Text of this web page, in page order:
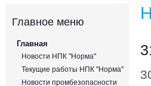
Главное меню
Главная
Новости НПК "Норма"
Текущие работы НПК "Норма"
Новости промбезопасности